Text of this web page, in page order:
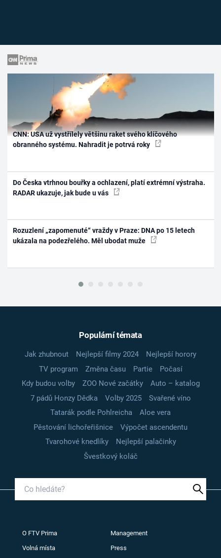
CNN: USA už vystřílely většinu raket svého klíčového
obranného systému. Nahradit je potrvá roky
Do Česka vtrhnou bouřky a ochlazení, platí extrémní výstraha.
RADAR ukazuje, jak bude u vás
Rozuzlení „zapomenuté“ vraždy v Praze: DNA po 15 letech
ukázala na podezřelého. Měl ubodat muže
Populární témata
Jak zhubnout Nejlepší filmy 2024
Nejlepší horory
TV program
Změna času Partie
Počasí
Kdy budou volby
ZOO Nové začátky
Auto – katalog
7 pádů Honzy Dědka
Volby 2025
Svařené víno
Tatarák podle Pohlreicha
Aloe vera
Pěstování lichořeřišnice
Výpočet ascendentu
Tvarohové knedlíky
Nejlepší palačinky
Švestkový koláč
O FTV Prima Management
Volná místa Press